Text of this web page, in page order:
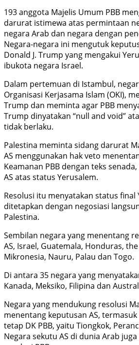
193 anggota Majelis Umum PBB
darurat istimewa atas permintaan
negara Arab dan negara dengan
Negara-negara ini mengutuk
Donald J. Trump yang mengakui
ibukota negara Israel.
Dalam pertemuan di Istambul,
Organisasi Kerjasama Islam (OKI),
Trump dan meminta agar PBB
Trump dinyatakan “null and void”
tidak berlaku.
Palestina meminta sidang darurat
AS menggunakan hak veto
Keamanan PBB dengan teks
AS atas status Yerusalem.
Resolusi itu menyatakan status final
ditetapkan dengan negosiasi
Palestina.
Sembilan negara yang menentang
AS, Israel, Guatemala, Honduras,
Mikronesia, Nauru, Palau dan Togo.
Di antara 35 negara yang
Kanada, Meksiko, Filipina dan
Negara yang mendukung resolusi
menentang keputusan AS,
tetap DK PBB, yaitu Tiongkok,
Negara sekutu AS di dunia Arab